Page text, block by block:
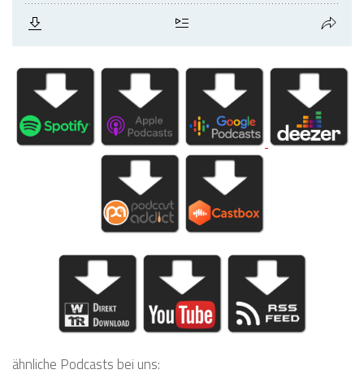
ähnliche Podcasts bei uns: